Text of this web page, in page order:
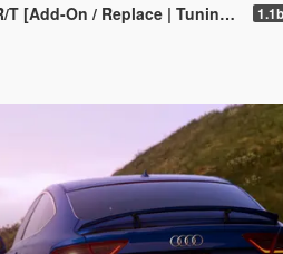
On / Replace | Tuning | Template] 1.1b